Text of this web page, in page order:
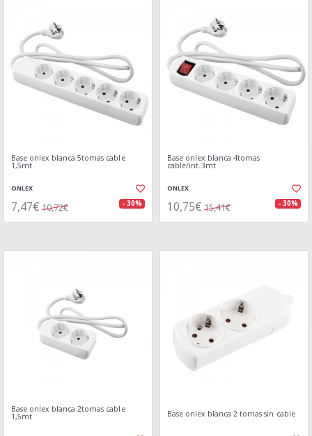
Base onlex blanca 5tomas cable
1,5mt
ONLEX
7,47€ 10,72€ - 30%
Base onlex blanca 4tomas
cable/int.3mt
ONLEX
10,75€ 15,41€ - 30%
Base onlex blanca 2tomas cable
1,5mt Base onlex blanca 2 tomas sin cable